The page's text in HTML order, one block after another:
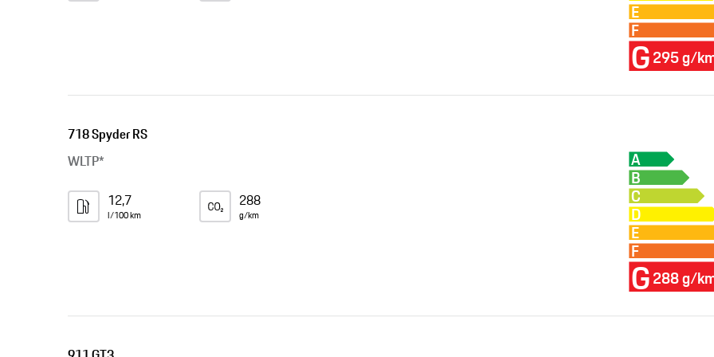
E
F
G295 g/
718 Spyder RS
WLTP*
12,7
l/100 km
288
g/km
A
B
C
D
E
F
G288 g/